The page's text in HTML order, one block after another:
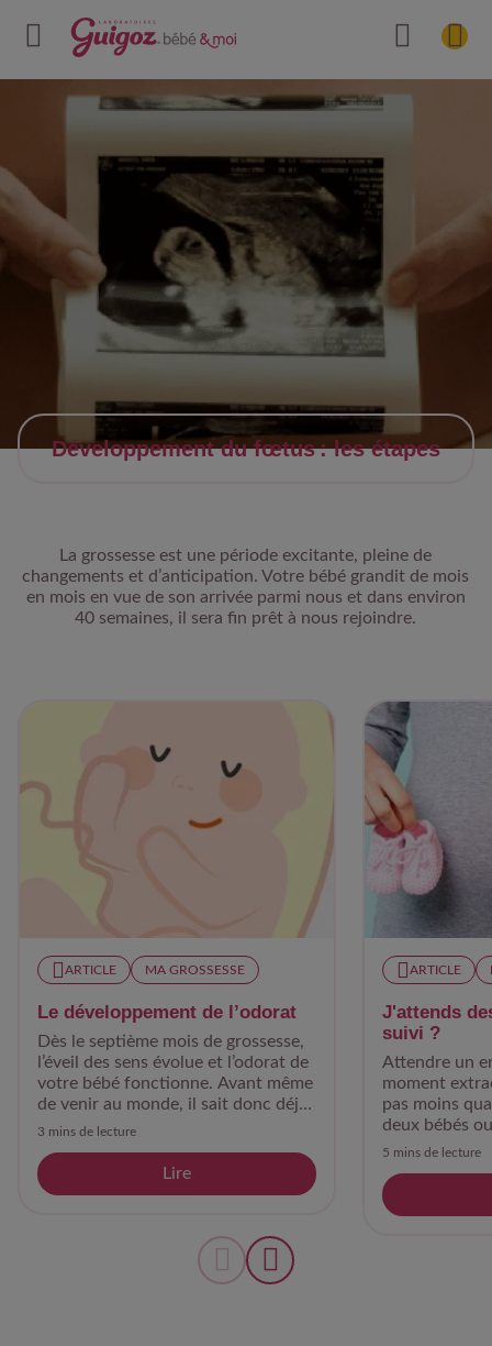
Développement du fœtus : les étapes
La grossesse est une période excitante, pleine de
changements et d’anticipation. Votre bébé grandit de mois
en mois en vue de son arrivée parmi nous et dans environ
40 semaines, il sera fin prêt à nous rejoindre.
ARTICLE MA GROSSESSE
Le développement de l’odorat
Dès le septième mois de grossesse,
l’éveil des sens évolue et l’odorat de
votre bébé fonctionne. Avant même
de venir au monde, il sait donc déjà
vous reconnaître grâce à votre
3 mins de lecture
Lire
ARTICLE
J'attends
suivi ?
Attendre un
moment
pas moins
deux bébés
5 mins de lecture